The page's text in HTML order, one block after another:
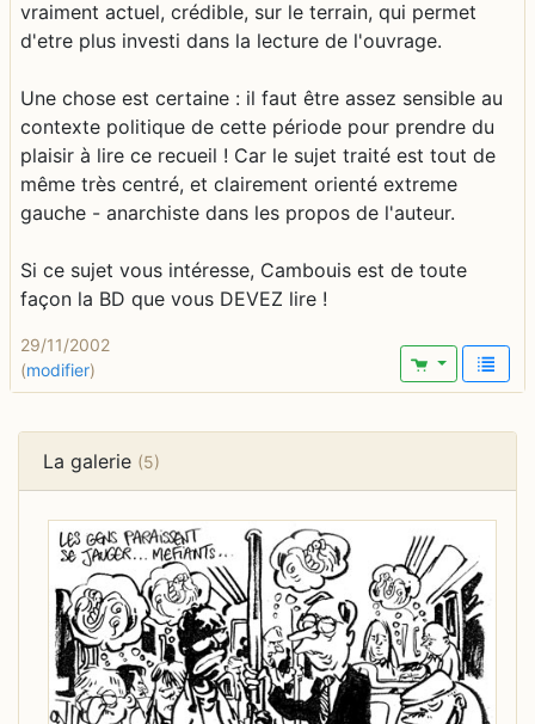
vraiment actuel, crédible, sur le terrain, qui permet
d'etre plus investi dans la lecture de l'ouvrage.
Une chose est certaine : il faut être assez sensible au
contexte politique de cette période pour prendre du
plaisir à lire ce recueil ! Car le sujet traité est tout de
même très centré, et clairement orienté extreme
gauche - anarchiste dans les propos de l'auteur.
Si ce sujet vous intéresse, Cambouis est de toute
façon la BD que vous DEVEZ lire !
29/11/2002
(modifier)
La galerie (5)